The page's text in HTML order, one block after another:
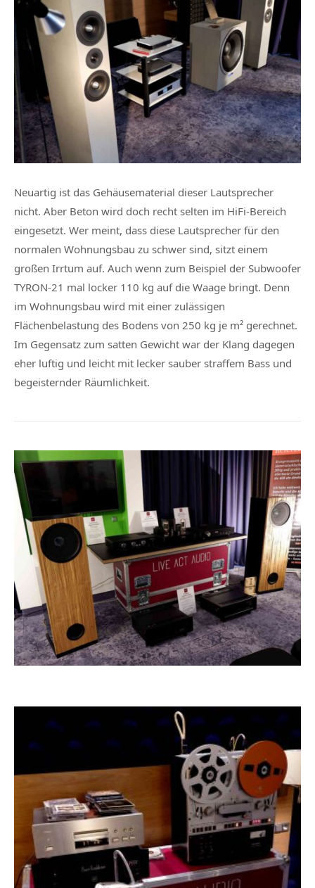
Neuartig ist das Gehäusematerial dieser Lautsprecher
nicht. Aber Beton wird doch recht selten im HiFi-Bereich
eingesetzt. Wer meint, dass diese Lautsprecher für den
normalen Wohnungsbau zu schwer sind, sitzt einem
großen Irrtum auf. Auch wenn zum Beispiel der Subwoofer
TYRON-21 mal locker 110 kg auf die Waage bringt. Denn
im Wohnungsbau wird mit einer zulässigen
Flächenbelastung des Bodens von 250 kg je m² gerechnet.
Im Gegensatz zum satten Gewicht war der Klang dagegen
eher luftig und leicht mit lecker sauber straffem Bass und
begeisternder Räumlichkeit.